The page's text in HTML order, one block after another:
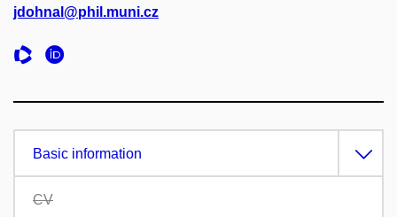
jdohnal@phil.muni.cz
Basic information
CV